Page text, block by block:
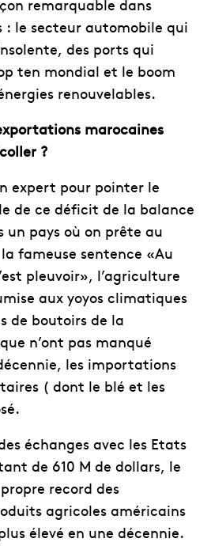
remarquable dans
: le secteur automobile qui
des ports qui
ten mondial et le boom
renouvelables.
marocaines
?
expert pour pointer le
de ce déficit de la balance
un pays où on prête au
fameuse sentence «Au
pleuvoir», l’agriculture
aux yoyos climatiques
de boutoirs de la
n’ont pas manqué
les importations
( dont le blé et les
échanges avec les Etats
de 610 M de dollars, le
record des
agricoles américains
élevé en une décennie.